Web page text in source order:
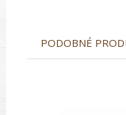
PODOBNÉ